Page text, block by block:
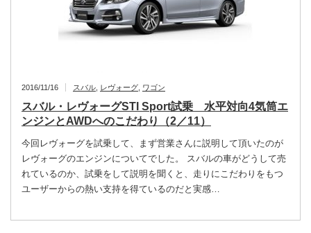
2016/11/16 スバル レヴォーグ ワゴン
スバル・レヴォーグSTI Sport試乗 水平対向4気筒エ
ンジンとAWDへのこだわり（2／11）
今回レヴォーグを試乗して、まず営業さんに説明して頂いたのが
レヴォーグのエンジンについてでした。 スバルの車がどうして売
れているのか、試乗をして説明を聞くと、走りにこだわりをもつ
ユーザーからの熱い支持を得ているのだと実感…